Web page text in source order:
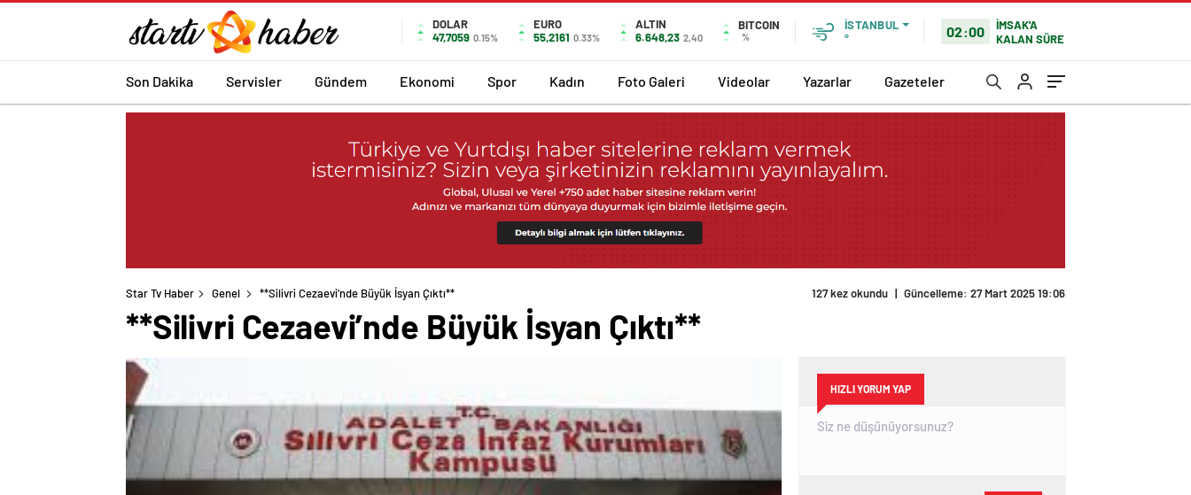
DOLAR
47,7059 0.15%
EURO
55,2161 0.33%
ALTIN
6.648,23 2,40
BITCOIN
%
İSTANBUL
°
02:00
İMSAK'A
KALAN SÜRE
Son Dakika Servisler Gündem Ekonomi Spor Kadın Foto Galeri Videolar Yazarlar Gazeteler
Star Tv Haber Genel **Silivri Cezaevi’nde Büyük İsyan Çıktı** 127 kez okundu | Güncelleme: 27 Mart 2025 19:06
**Silivri Cezaevi’nde Büyük İsyan Çıktı**
HIZLI YORUM YAP